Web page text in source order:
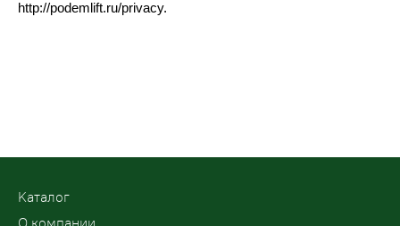
http://podemlift.ru/privacy.
Kаталог